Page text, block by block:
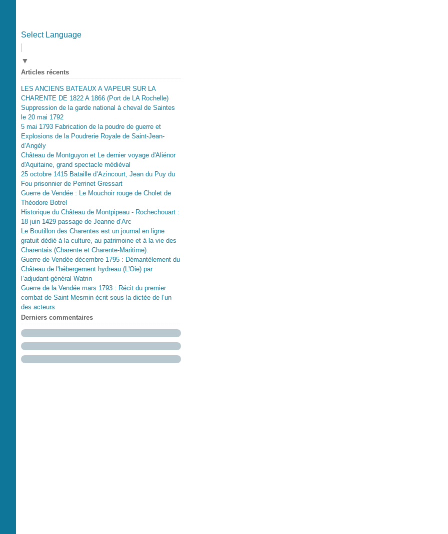
Select Language
▼
Articles récents
LES ANCIENS BATEAUX A VAPEUR SUR LA
CHARENTE DE 1822 A 1866 (Port de LA Rochelle)
Suppression de la garde national à cheval de Saintes
le 20 mai 1792
5 mai 1793 Fabrication de la poudre de guerre et
Explosions de la Poudrerie Royale de Saint-Jean-
d’Angély
Château de Montguyon et Le dernier voyage d'Aliénor
d'Aquitaine, grand spectacle médiéval
25 octobre 1415 Bataille d’Azincourt, Jean du Puy du
Fou prisonnier de Perrinet Gressart
Guerre de Vendée : Le Mouchoir rouge de Cholet de
Théodore Botrel
Historique du Château de Montpipeau - Rochechouart :
18 juin 1429 passage de Jeanne d’Arc
Le Boutillon des Charentes est un journal en ligne
gratuit dédié à la culture, au patrimoine et à la vie des
Charentais (Charente et Charente-Maritime).
Guerre de Vendée décembre 1795 : Démantèlement du
Château de l'hébergement hydreau (L'Oie) par
l’adjudant-général Watrin
Guerre de la Vendée mars 1793 : Récit du premier
combat de Saint Mesmin écrit sous la dictée de l’un
des acteurs
Derniers commentaires